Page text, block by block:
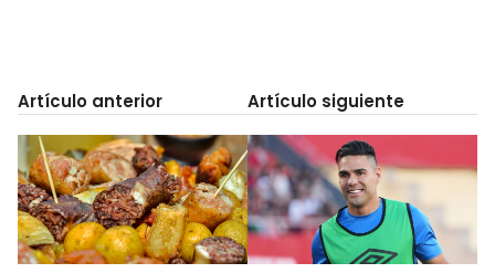
Artículo anterior Artículo siguiente